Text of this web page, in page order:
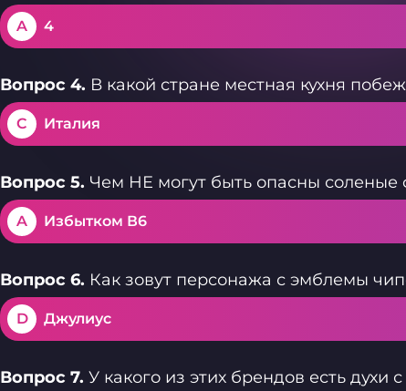
A 4
Вопрос 4. В какой стране местная кухня
C Италия
Вопрос 5. Чем НЕ могут быть опасны соленые
A Избытком В6
Вопрос 6. Как зовут персонажа с эмблемы
D Джулиус
Вопрос 7. У какого из этих брендов есть духи